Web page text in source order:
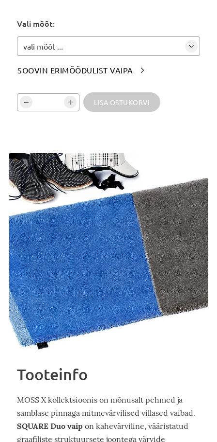
Märgi siia soovitud värvitoon(id):
Vali mõõt:
vali mõõt ...
SOOVIN ERIMÕÕDULIST VAIPA 
Vali kogus ja kinnita: LISA OSTUKORVI
Tooteinfo
Tooteinfo
MOSS X kollektsioonis on mõnusalt pehmed ja
samblase pinnaga mitmevärvilised villased vaibad.
SQUARE Duo vaip on kahevärviline, vääristatud
graafiliste struktuursete joontega värvide